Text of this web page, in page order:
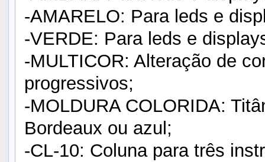
-AMARELO: Para leds e
-VERDE: Para leds e
-MULTICOR: Alteração de
progressivos;
-MOLDURA COLORIDA:
Bordeaux ou azul;
-CL-10: Coluna para três